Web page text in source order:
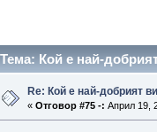
Тема: Кой е най-
Re: Кой е най-добрият
« Отговор #75 -: Април 19,